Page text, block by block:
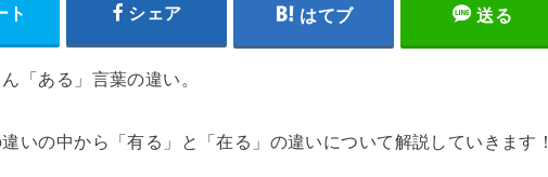
ト シェア はてブ 送る
「ある」言葉の違い。
いの中から「有る」と「在る」の違いについて解説していきます！